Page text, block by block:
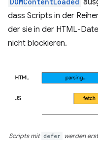
dass Scripts in der
der sie in der HTML-
nicht blockieren.
Scripts mit defer werden